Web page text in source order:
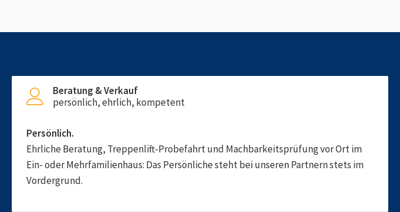
Beratung & Verkauf
persönlich, ehrlich, kompetent
Persönlich.
Ehrliche Beratung, Treppenlift-Probefahrt und Machbarkeitsprüfung vor Ort im
Ein- oder Mehrfamilienhaus: Das Persönliche steht bei unseren Partnern stets im
Vordergrund.